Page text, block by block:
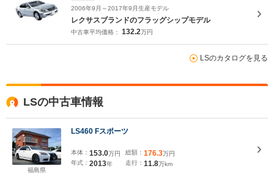
2006年9月～2017年9月生産モデル
レクサスブランドのフラッグシップモデル
中古車平均価格： 132.2万円
LSのカタログを見る
LSの中古車情報
福島県
LS460 Fスポーツ
本体： 153.0万円
年式： 2013年
総額： 176.3万円
走行： 11.8万km